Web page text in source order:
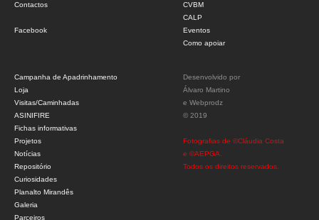
Contactos
Facebook
CVBM
CALP
Eventos
Como apoiar
Campanha de Apadrinhamento
Loja
Visitas/Caminhadas
ASINIFIRE
Fichas informativas
Projetos
Notícias
Repositório
Curiosidades
Planalto Mirandês
Galeria
Parceiros
Desenvolvido por
Álvaro Martino
e Webprodz
© 2019
Fotografias de ©Cláudia Costa
e ©AEPGA.
Todos os direitos reservados.